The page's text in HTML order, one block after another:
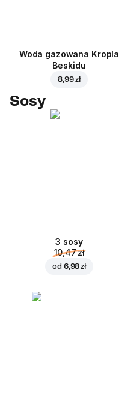
Woda gazowana Kropla
Beskidu
8,99 zł
Sosy
3 sosy
10,47 zł
od 6,98 zł